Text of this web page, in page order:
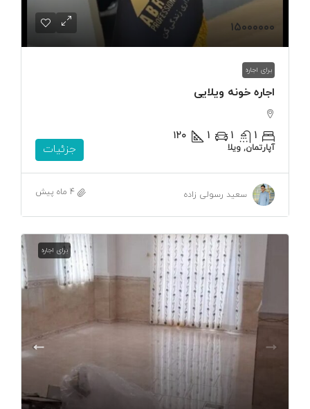
۱۵۰۰۰۰۰۰
برای اجاره
اجاره خونه ویلایی
1
1
1 ۱۲۰
آپارتمان, ویلا جزئیات
سعید رسولی زاده 4 ماه پیش
برای اجاره